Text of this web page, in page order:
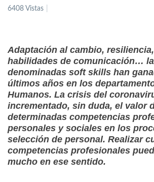
6408 Vistas
Adaptación al cambio,
habilidades de comunicación…
denominadas soft skills han
últimos años en los
Humanos. La crisis del
incrementado, sin duda, el valor
determinadas competencias
personales y sociales en los
selección de personal. Realizar
competencias profesionales
mucho en ese sentido.